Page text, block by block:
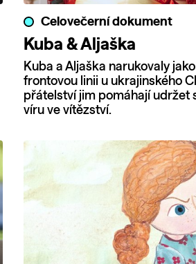
Celovečerní dokument
Kuba & Aljaška
Kuba a Aljaška narukovaly
frontovou linii u ukrajinského
přátelství jim pomáhají udržet
víru ve vítězství.